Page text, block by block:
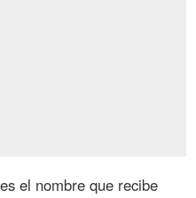
es el nombre que recibe